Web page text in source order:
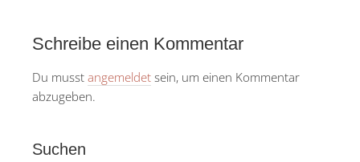
Schreibe einen Kommentar
Du musst angemeldet sein, um einen Kommentar
abzugeben.
Suchen